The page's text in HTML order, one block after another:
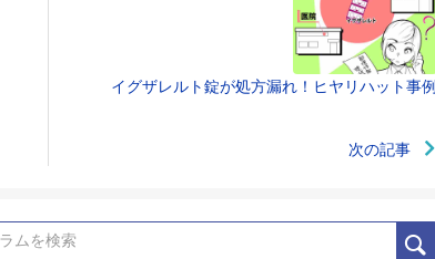
イグザレルト錠が処方漏れ！ヒヤリハット事例
次の記事